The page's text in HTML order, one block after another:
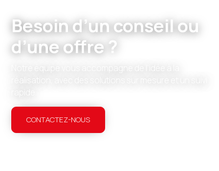
Besoin d’un conseil ou
d’une offre ?
CONTACTEZ-NOUS